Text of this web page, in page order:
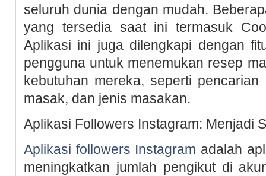
seluruh dunia dengan mudah.
yang tersedia saat ini termasuk
Aplikasi ini juga dilengkapi dengan
pengguna untuk menemukan resep
kebutuhan mereka, seperti
masak, dan jenis masakan.
Aplikasi Followers Instagram: Menjadi
Aplikasi followers Instagram adalah
meningkatkan jumlah pengikut di